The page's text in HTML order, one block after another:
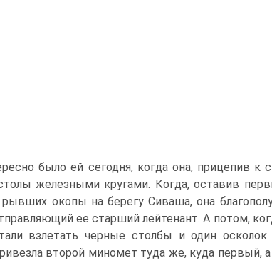
было ей сегодня, когда она, прицепив
железными кругами. Когда, оставив
окопы на берегу Сиваша, она
ее старший лейтенант. А потом,
взлетать черные столбы и один
второй миномет туда же, куда первый,